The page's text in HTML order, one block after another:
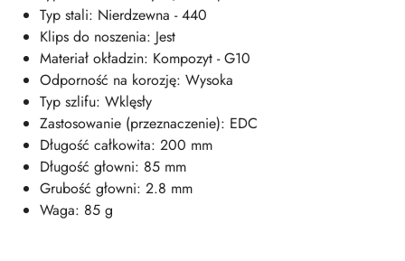
Typ stali: Nierdzewna - 440
Klips do noszenia: Jest
Materiał okładzin: Kompozyt - G10
Odporność na korozję: Wysoka
Typ szlifu: Wklęsły
Zastosowanie (przeznaczenie): EDC
Długość całkowita: 200 mm
Długość głowni: 85 mm
Grubość głowni: 2.8 mm
Waga: 85 g